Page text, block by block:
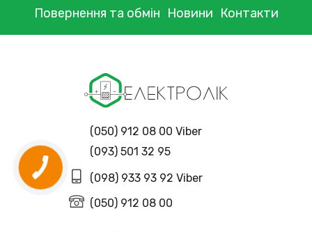
Повернення та обмін Новини Контакти
(050) 912 08 00 Viber
(093) 501 32 95
(098) 933 93 92 Viber
(050) 912 08 00